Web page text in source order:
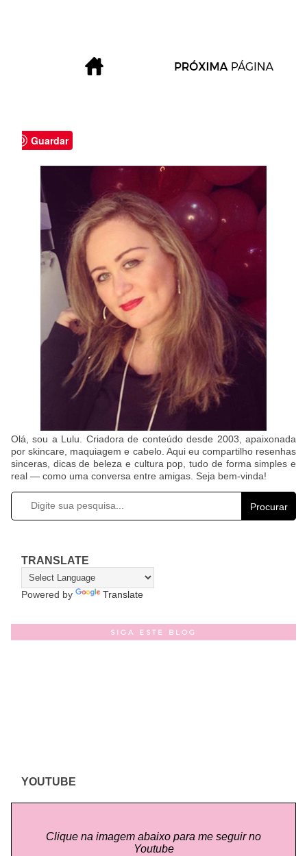
Guardar
Olá, sou a Lulu. Criadora de conteúdo desde 2003, apaixonada
por skincare, maquiagem e cabelo. Aqui eu compartilho resenhas
sinceras, dicas de beleza e cultura pop, tudo de forma simples e
real — como uma conversa entre amigas. Seja bem-vinda!
Procurar
TRANSLATE
Powered by Translate
SIGA ESTE BLOG
YOUTUBE
Clique na imagem abaixo para me seguir no
Youtube